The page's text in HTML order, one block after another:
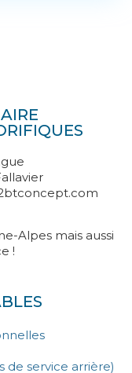
Alpes mais aussi
!
de service arrière)